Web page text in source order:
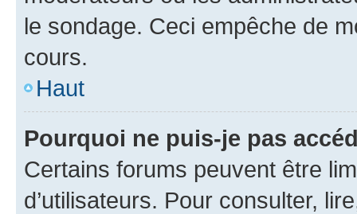
le sondage. Ceci empêche de
cours.
Haut
Pourquoi ne puis-je pas
Certains forums peuvent être
d’utilisateurs. Pour consulter,